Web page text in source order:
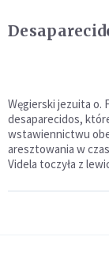
Węgierski jezuita o.
desaparecidos,
wstawiennictwu
aresztowania w
Videla toczyła z